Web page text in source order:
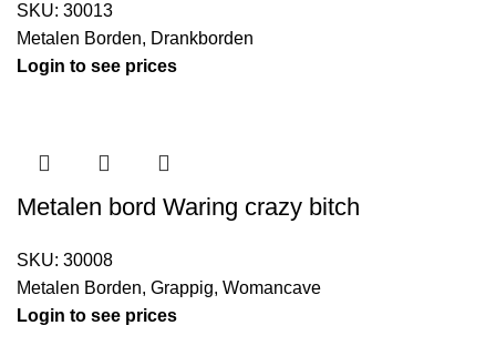
SKU: 30013
Metalen Borden, Drankborden
Login to see prices
Metalen bord Waring crazy bitch
SKU: 30008
Metalen Borden, Grappig, Womancave
Login to see prices